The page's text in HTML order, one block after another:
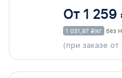
От 1 259
1 031,97 ₽/кг без
(при заказе от